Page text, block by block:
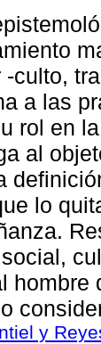
culto,
a las
rol en
al
lo
hombre
y